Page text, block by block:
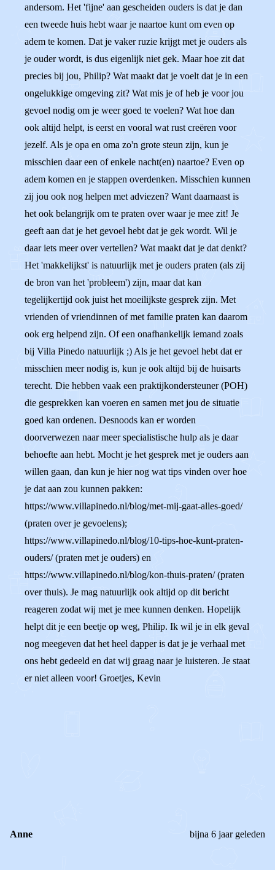
andersom. Het 'fijne' aan gescheiden ouders is dat je dan
een tweede huis hebt waar je naartoe kunt om even op
adem te komen. Dat je vaker ruzie krijgt met je ouders als
je ouder wordt, is dus eigenlijk niet gek. Maar hoe zit dat
precies bij jou, Philip? Wat maakt dat je voelt dat je in een
ongelukkige omgeving zit? Wat mis je of heb je voor jou
gevoel nodig om je weer goed te voelen? Wat hoe dan
ook altijd helpt, is eerst en vooral wat rust creëren voor
jezelf. Als je opa en oma zo'n grote steun zijn, kun je
misschien daar een of enkele nacht(en) naartoe? Even op
adem komen en je stappen overdenken. Misschien kunnen
zij jou ook nog helpen met adviezen? Want daarnaast is
het ook belangrijk om te praten over waar je mee zit! Je
geeft aan dat je het gevoel hebt dat je gek wordt. Wil je
daar iets meer over vertellen? Wat maakt dat je dat denkt?
Het 'makkelijkst' is natuurlijk met je ouders praten (als zij
de bron van het 'probleem') zijn, maar dat kan
tegelijkertijd ook juist het moeilijkste gesprek zijn. Met
vrienden of vriendinnen of met familie praten kan daarom
ook erg helpend zijn. Of een onafhankelijk iemand zoals
bij Villa Pinedo natuurlijk ;) Als je het gevoel hebt dat er
misschien meer nodig is, kun je ook altijd bij de huisarts
terecht. Die hebben vaak een praktijkondersteuner (POH)
die gesprekken kan voeren en samen met jou de situatie
goed kan ordenen. Desnoods kan er worden
doorverwezen naar meer specialistische hulp als je daar
behoefte aan hebt. Mocht je het gesprek met je ouders aan
willen gaan, dan kun je hier nog wat tips vinden over hoe
je dat aan zou kunnen pakken:
https://www.villapinedo.nl/blog/met-mij-gaat-alles-goed/
(praten over je gevoelens);
https://www.villapinedo.nl/blog/10-tips-hoe-kunt-praten-
ouders/ (praten met je ouders) en
https://www.villapinedo.nl/blog/kon-thuis-praten/ (praten
over thuis). Je mag natuurlijk ook altijd op dit bericht
reageren zodat wij met je mee kunnen denken. Hopelijk
helpt dit je een beetje op weg, Philip. Ik wil je in elk geval
nog meegeven dat het heel dapper is dat je je verhaal met
ons hebt gedeeld en dat wij graag naar je luisteren. Je staat
er niet alleen voor! Groetjes, Kevin
Anne bijna 6 jaar geleden